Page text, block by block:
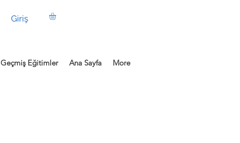
Giriş
Geçmiş Eğitimler Ana Sayfa More